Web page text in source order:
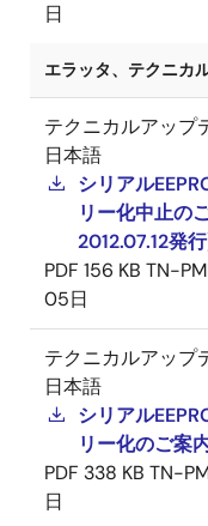
日
エラッタ、テクニカ
テクニカルアップ
日本語
シリアル
リー化中止の
2012.07.12発
PDF 156 KB TN-
05日
テクニカルアップ
日本語
シリアル
リー化のご案
PDF 338 KB TN-
日